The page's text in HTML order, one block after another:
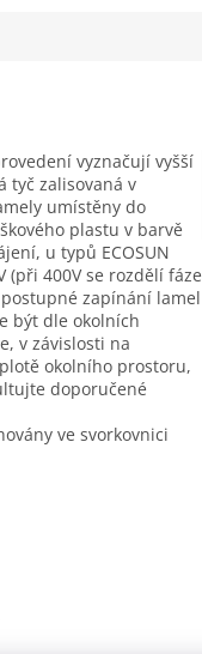
vyznačují vyšší
tyč zalisovaná v
umístěny do
plastu v barvě
u typů ECOSUN
(při 400V se rozdělí fáze
zapínání lamel
být dle okolních
v závislosti na
okolního prostoru,
doporučené
ve svorkovnici